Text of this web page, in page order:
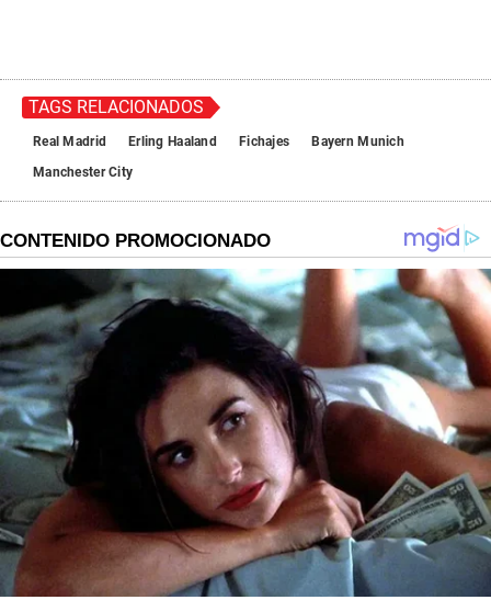
TAGS RELACIONADOS
Real Madrid Erling Haaland Fichajes
Bayern Munich
Manchester City